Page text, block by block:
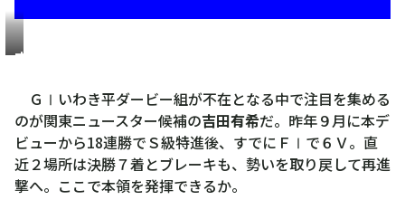
吉
希
が
機
動
ＧⅠいわき平ダービー組が不在となる中で注目を集める
のが関東ニュースター候補の吉田有希だ。昨年９月に本デ
ビューから18連勝でＳ級特進後、すでにＦⅠで６Ｖ。直
近２場所は決勝７着とブレーキも、勢いを取り戻して再進
撃へ。ここで本領を発揮できるか。